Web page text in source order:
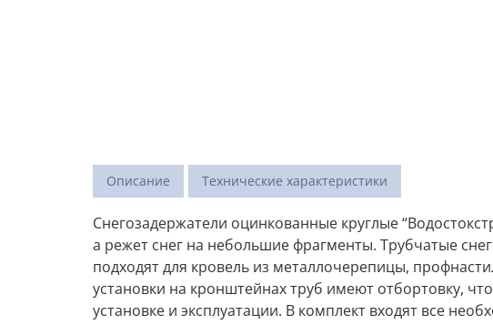
Описание Технические характеристики
Снегозадержатели оцинкованные круглые
а режет снег на небольшие фрагменты. Трубчатые
подходят для кровель из металлочерепицы,
установки на кронштейнах труб имеют отбортовку,
установке и эксплуатации. В комплект входят все